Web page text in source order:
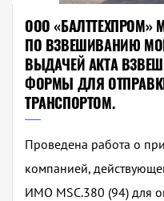
ООО «БАЛТТЕХПРОМ»
ПО ВЗВЕШИВАНИЮ
ВЫДАЧЕЙ АКТА
ФОРМЫ ДЛЯ
ТРАНСПОРТОМ.
Проведена работа о
компанией,
ИМО MSC.380 (94) для